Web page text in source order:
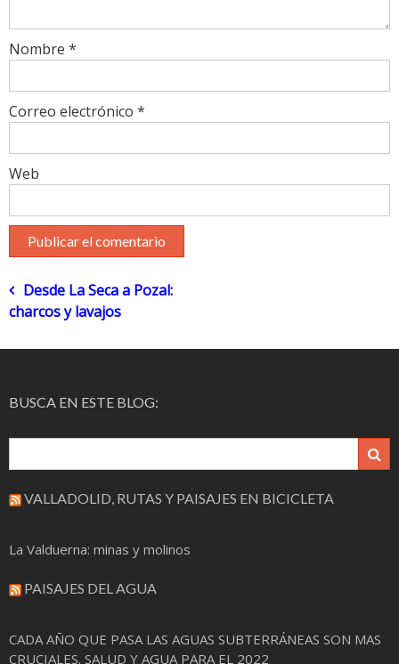
Nombre *
Correo electrónico *
Web
Navegación
Desde La Seca a Pozal:
charcos y lavajos
BUSCA EN ESTE BLOG:
VALLADOLID, RUTAS Y PAISAJES EN BICICLETA
La Valduerna: minas y molinos
PAISAJES DEL AGUA
CADA AÑO QUE PASA LAS AGUAS SUBTERRÁNEAS SON MAS
CRUCIALES. SALUD Y AGUA PARA EL 2022